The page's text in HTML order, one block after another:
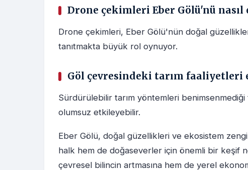
Drone çekimleri Eber Gölü'nü
Drone çekimleri, Eber Gölü'nün doğal
tanıtmakta büyük rol oynuyor.
Göl çevresindeki tarım faaliyetleri
Sürdürülebilir tarım yöntemleri
olumsuz etkileyebilir.
Eber Gölü, doğal güzellikleri ve ekosistem
halk hem de doğaseverler için önemli bir keşif
çevresel bilincin artmasına hem de yerel